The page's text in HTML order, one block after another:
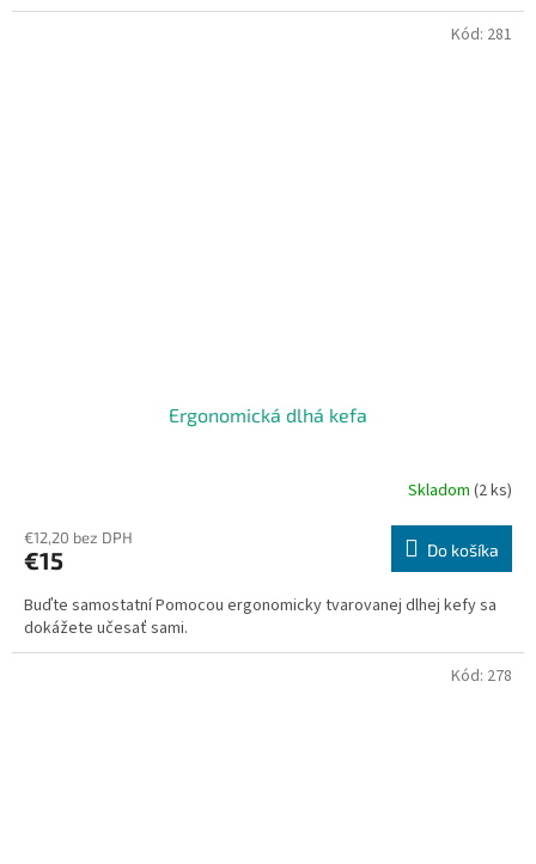
Ergonomická dlhá kefa
Skladom (2 ks)
€12,20 bez DPH
€15 Do košíka
Buďte samostatní Pomocou ergonomicky tvarovanej dlhej kefy sa
dokážete učesať sami.
Kód: 281
Kód: 278